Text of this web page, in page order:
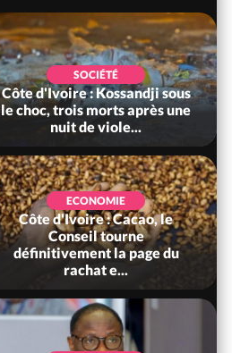
SOCIÉTÉ
Côte d'Ivoire : Kossandji sous
le choc, trois morts après une
nuit de viole...
ECONOMIE
Côte d'Ivoire : Cacao, le
Conseil tourne
définitivement la page du
rachat e...